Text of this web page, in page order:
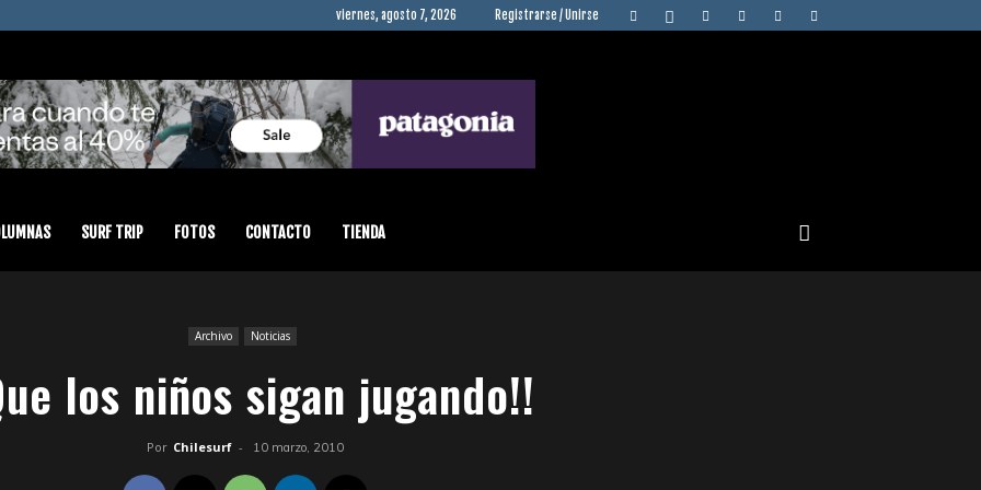
viernes, agosto 7, 2026 Registrarse / Unirse
SURF TRIP FOTOS CONTACTO TIENDA
Archivo Noticias
los niños sigan jugando!!
Por Chilesurf - 10 marzo, 2010